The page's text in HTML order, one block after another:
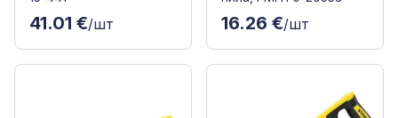
41.01 €/шт 16.26 €/шт